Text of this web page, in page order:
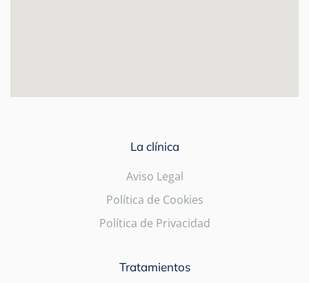
La clínica
Aviso Legal
Política de Cookies
Política de Privacidad
Tratamientos